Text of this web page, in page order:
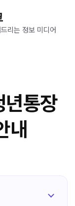
리는 정보 미디어
년통장
내